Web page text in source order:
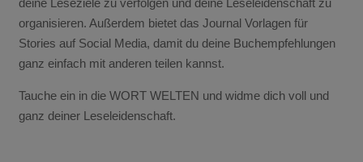
organisieren. Außerdem bietet das Journal Vorlagen für
Stories auf Social Media, damit du deine Buchempfehlungen
ganz einfach mit anderen teilen kannst.
Tauche ein in die WORT WELTEN und widme dich voll und
ganz deiner Leseleidenschaft.